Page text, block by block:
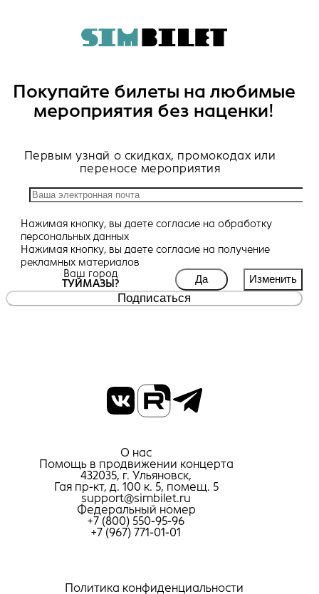
Покупайте билеты на любимые
мероприятия без наценки!
Первым узнай о скидках, промокодах или
переносе мероприятия
Нажимая кнопку, вы даете согласие на обработку
персональных данных
Нажимая кнопку, вы даете согласие на получение
рекламных материалов
Ваш город
ТУЙМАЗЫ?
Да Изменить
Подписаться
О нас
Помощь в продвижении концерта
432035, г. Ульяновск,
Гая пр-кт, д. 100 к. 5, помещ. 5
support@simbilet.ru
Федеральный номер
+7 (800) 550-95-96
+7 (967) 771-01-01
Политика конфиденциальности